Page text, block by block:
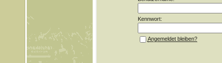
Kennwort:
Angemeldet bleiben?